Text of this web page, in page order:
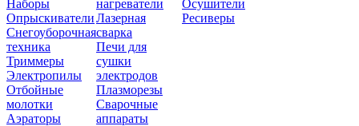
Наборы
Опрыскиватели
Снегоуборочная
техника
Триммеры
Электропилы
Отбойные
молотки
Аэраторы
нагреватели
Лазерная
сварка
Печи для
сушки
электродов
Плазморезы
Сварочные
аппараты
Осушители
Ресиверы